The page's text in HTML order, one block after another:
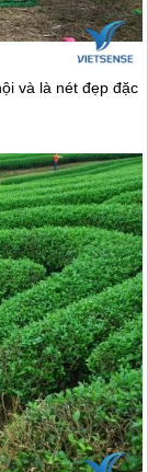
và là nét đẹp đặc